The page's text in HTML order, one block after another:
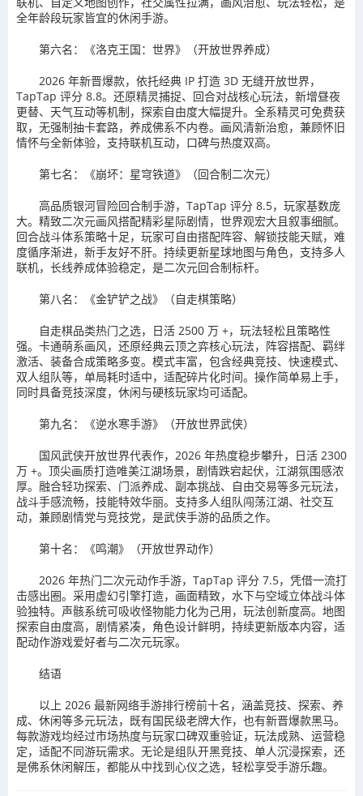
全年龄段玩家皆宜的休闲手游。
第六名：《洛克王国：世界》（开放世界养成）
2026 年新晋爆款，依托经典 IP 打造 3D 无缝开放世界，
TapTap 评分 8.8。还原精灵捕捉、回合对战核心玩法，新增昼夜
更替、天气互动等机制，探索自由度大幅提升。全系精灵可免费获
取，无强制抽卡套路，养成佛系不内卷。画风清新治愈，兼顾怀旧
情怀与全新体验，支持联机互动，口碑与热度双高。
第七名：《崩坏：星穹铁道》（回合制二次元）
高品质银河冒险回合制手游，TapTap 评分 8.5，玩家基数庞
大。精致二次元画风搭配精彩星际剧情，世界观宏大且叙事细腻。
回合战斗体系策略十足，玩家可自由搭配阵容、解锁技能天赋，难
度循序渐进，新手友好不肝。持续更新星球地图与角色，支持多人
联机，长线养成体验稳定，是二次元回合制标杆。
第八名：《金铲铲之战》（自走棋策略）
自走棋品类热门之选，日活 2500 万 +，玩法轻松且策略性
强。卡通萌系画风，还原经典云顶之弈核心玩法，阵容搭配、羁绊
激活、装备合成策略多变。模式丰富，包含经典竞技、快速模式、
双人组队等，单局耗时适中，适配碎片化时间。操作简单易上手，
同时具备竞技深度，休闲与硬核玩家均可适配。
第九名：《逆水寒手游》（开放世界武侠）
国风武侠开放世界代表作，2026 年热度稳步攀升，日活 2300
万 +。顶尖画质打造唯美江湖场景，剧情跌宕起伏，江湖氛围感浓
厚。融合轻功探索、门派养成、副本挑战、自由交易等多元玩法，
战斗手感流畅，技能特效华丽。支持多人组队闯荡江湖、社交互
动，兼顾剧情党与竞技党，是武侠手游的品质之作。
第十名：《鸣潮》（开放世界动作）
2026 年热门二次元动作手游，TapTap 评分 7.5，凭借一流打
击感出圈。采用虚幻引擎打造，画面精致，水下与空域立体战斗体
验独特。声骸系统可吸收怪物能力化为己用，玩法创新度高。地图
探索自由度高，剧情紧凑，角色设计鲜明，持续更新版本内容，适
配动作游戏爱好者与二次元玩家。
结语
以上 2026 最新网络手游排行榜前十名，涵盖竞技、探索、养
成、休闲等多元玩法，既有国民级老牌大作，也有新晋爆款黑马。
每款游戏均经过市场热度与玩家口碑双重验证，玩法成熟、运营稳
定，适配不同游玩需求。无论是组队开黑竞技、单人沉浸探索，还
是佛系休闲解压，都能从中找到心仪之选，轻松享受手游乐趣。